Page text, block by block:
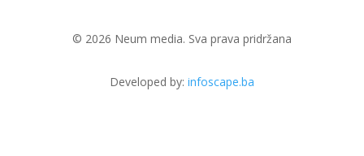
© 2026 Neum media. Sva prava pridržana
Developed by: infoscape.ba